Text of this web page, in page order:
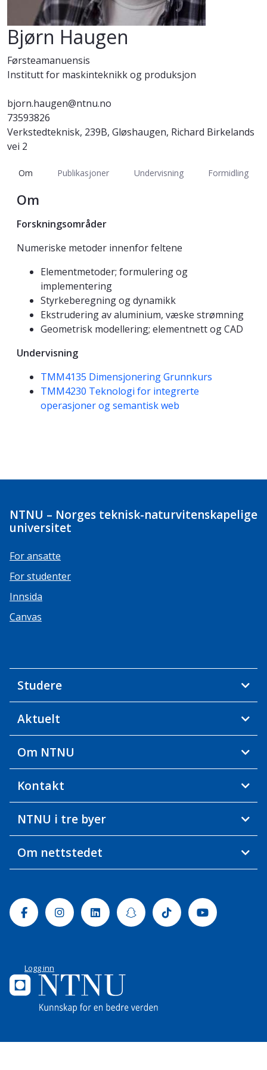
Bjørn Haugen
Førsteamanuensis
Institutt for maskinteknikk og produksjon
bjorn.haugen@ntnu.no
73593826
Verkstedteknisk, 239B, Gløshaugen, Richard Birkelands
vei 2
Om Publikasjoner Undervisning Formidling
Om
Forskningsområder
Numeriske metoder innenfor feltene
Elementmetoder; formulering og
implementering
Styrkeberegning og dynamikk
Ekstrudering av aluminium, væske strømning
Geometrisk modellering; elementnett og CAD
Undervisning
TMM4135 Dimensjonering Grunnkurs
TMM4230 Teknologi for integrerte
operasjoner og semantisk web
NTNU – Norges teknisk-naturvitenskapelige
universitet
For ansatte
For studenter
Innsida
Canvas
Studere
Aktuelt
Om NTNU
Kontakt
NTNU i tre byer
Om nettstedet
FacebookInstagramLinkedinSnapchatTiktok Youtube
Logg inn